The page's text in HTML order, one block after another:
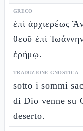
GRECO
ἐπὶ ἀρχιερέως
θεοῦ ἐπὶ
ἐρήμῳ.
TRADUZIONE GNOSTICA
sotto i sommi
di Dio venne su
deserto.